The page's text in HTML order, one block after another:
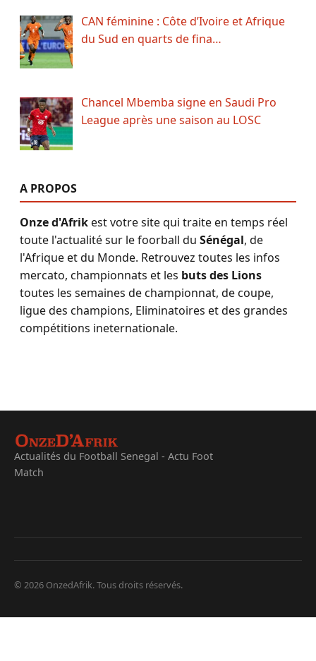
CAN féminine : Côte d’Ivoire et Afrique
du Sud en quarts de fina…
Chancel Mbemba signe en Saudi Pro
League après une saison au LOSC
A PROPOS
Onze d'Afrikest votre site qui traite en temps réel
toute l'actualité sur le foorball du Sénégal, de
l'Afrique et du Monde. Retrouvez toutes les infos
mercato, championnats et les buts des Lions
toutes les semaines de championnat, de coupe,
ligue des champions, Eliminatoires et des grandes
compétitions ineternationale.
Actualités du Football Senegal - Actu Foot
Match
© 2026 OnzedAfrik. Tous droits réservés.